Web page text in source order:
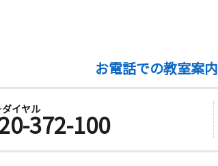
４－３０ 向日ロイ
お電話での教室案内
ダイヤル372-100